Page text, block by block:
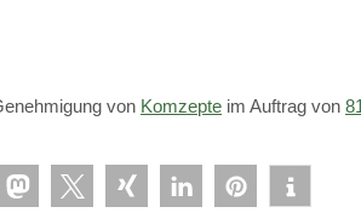
von Komzepte im Auftrag von